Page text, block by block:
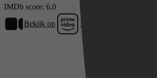
IMDb score: 6,0
Bekijk op
Prime Video